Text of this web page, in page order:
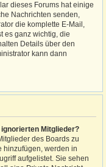
dieses Forums hat einige
Nachrichten senden,
die komplette E-Mail,
es ganz wichtig, die
Details über den
kann dann
Mitglieder?
des Boards zu
hinzufügen, werden in
aufgelistet. Sie sehen